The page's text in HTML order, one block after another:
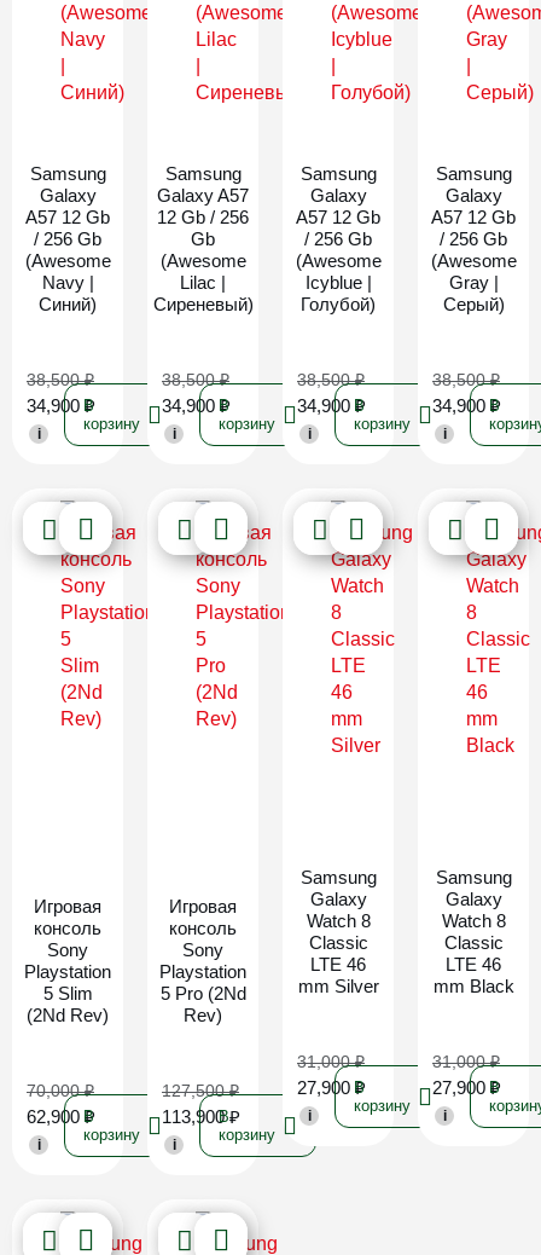
Samsung
Galaxy
A57 12 Gb
/ 256 Gb
(Awesome
Navy |
Синий)
38,500₽
34,900 ₽
i
В
корзину
Samsung
Galaxy A57
12 Gb / 256
Gb
(Awesome
Lilac |
Сиреневый)
38,500₽
34,900 ₽
i
В
корзину
Samsung
Galaxy
A57 12 Gb
/ 256 Gb
(Awesome
Icyblue |
Голубой)
38,500₽
34,900 ₽
i
В
корзину
Samsung
Galaxy
A57 12 Gb
/ 256 Gb
(Awesome
Gray |
Серый)
38,500₽
34,900 ₽
i
В
Игровая
консоль
Sony
Playstation
5 Slim
(2Nd Rev)
70,000₽
62,900 ₽
i
В
корзину
Игровая
консоль
Sony
Playstation
5 Pro (2Nd
Rev)
127,500₽
113,900₽
i
В
корзину
Samsung
Galaxy
Watch 8
Classic
LTE 46
mm Silver
31,000₽
27,900 ₽
i
В
корзину
Samsung
Galaxy
Watch 8
Classic
LTE 46
mm Black
31,000₽
27,900 ₽
i
В